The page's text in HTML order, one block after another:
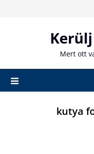
Mert ott
kutya